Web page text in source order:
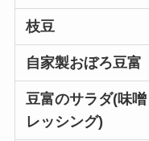
枝豆
自家製おぼろ豆富
豆富のサラダ(味噌
レッシング)